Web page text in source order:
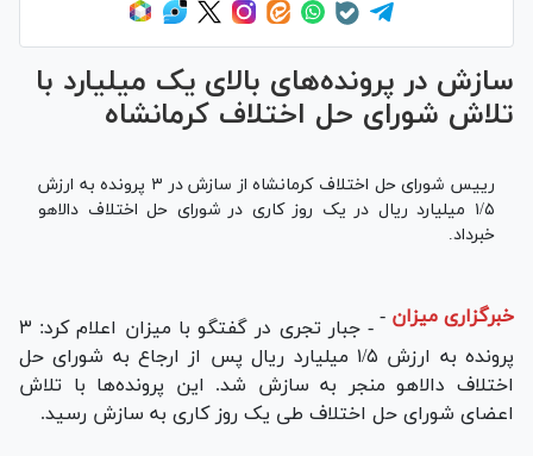
سازش در پرونده‌های بالای یک میلیارد با
تلاش شورای حل اختلاف کرمانشاه
رییس شورای حل اختلاف کرمانشاه از سازش در ۳ پرونده به ارزش
۱/۵ میلیارد ریال در یک روز کاری در شورای حل اختلاف دالاهو
خبرداد.
خبرگزاری میزان -
- جبار تجری در گفتگو با میزان اعلام کرد: ۳
پرونده به ارزش ۱/۵ میلیارد ریال پس از ارجاع به شورای حل
اختلاف دالاهو منجر به سازش شد. این پرونده‌ها با تلاش
اعضای شورای حل اختلاف طی یک روز کاری به سازش رسید.